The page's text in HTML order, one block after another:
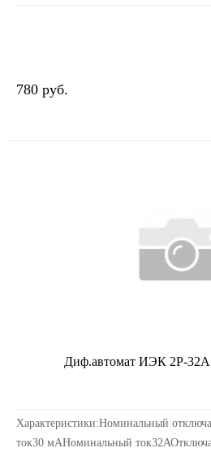
780 руб.
Диф.автомат ИЭК 2Р-
Характеристики:Номинальный
ток30 мАНоминальный